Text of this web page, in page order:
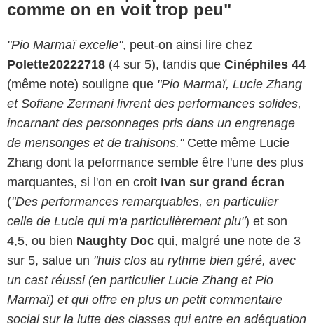
comme on en voit trop peu"
"Pio Marmaï excelle", peut-on ainsi lire chez
Polette20222718 (4 sur 5), tandis que Cinéphiles 44
(même note) souligne que "Pio Marmaï, Lucie Zhang
et Sofiane Zermani livrent des performances solides,
incarnant des personnages pris dans un engrenage
de mensonges et de trahisons."Cette même Lucie
Zhang dont la peformance semble être l'une des plus
marquantes, si l'on en croit Ivan sur grand écran
("Des performances remarquables, en particulier
celle de Lucie qui m'a particulièrement plu") et son
4,5, ou bien Naughty Doc qui, malgré une note de 3
sur 5, salue un "huis clos au rythme bien géré, avec
un cast réussi (en particulier Lucie Zhang et Pio
Marmaï) et qui offre en plus un petit commentaire
social sur la lutte des classes qui entre en adéquation